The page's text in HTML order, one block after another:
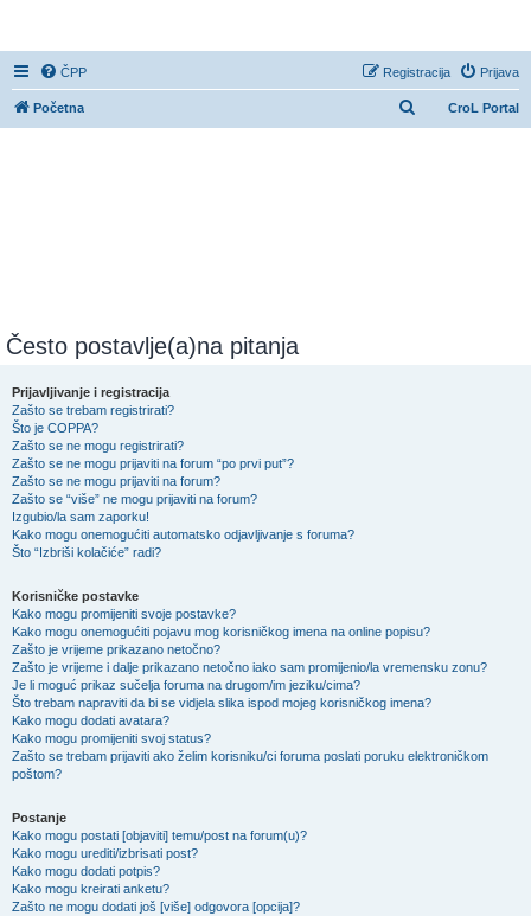
ČPP Prijava
Registracija
CroL Portal
Početna
Često postavlje(a)na pitanja
Prijavljivanje i registracija
Zašto se trebam registrirati?
Što je COPPA?
Zašto se ne mogu registrirati?
Zašto se ne mogu prijaviti na forum “po prvi put”?
Zašto se ne mogu prijaviti na forum?
Zašto se “više” ne mogu prijaviti na forum?
Izgubio/la sam zaporku!
Kako mogu onemogućiti automatsko odjavljivanje s foruma?
Što “Izbriši kolačiće” radi?
Korisničke postavke
Kako mogu promijeniti svoje postavke?
Kako mogu onemogućiti pojavu mog korisničkog imena na online popisu?
Zašto je vrijeme prikazano netočno?
Zašto je vrijeme i dalje prikazano netočno iako sam promijenio/la vremensku zonu?
Je li moguć prikaz sučelja foruma na drugom/im jeziku/cima?
Što trebam napraviti da bi se vidjela slika ispod mojeg korisničkog imena?
Kako mogu dodati avatara?
Kako mogu promijeniti svoj status?
Zašto se trebam prijaviti ako želim korisniku/ci foruma poslati poruku elektroničkom
poštom?
Postanje
Kako mogu postati [objaviti] temu/post na forum(u)?
Kako mogu urediti/izbrisati post?
Kako mogu dodati potpis?
Kako mogu kreirati anketu?
Zašto ne mogu dodati još [više] odgovora [opcija]?